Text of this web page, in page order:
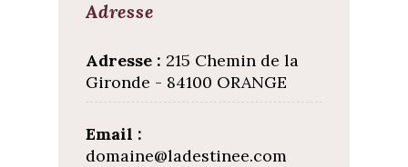
Adresse
Adresse : 215 Chemin de la
Gironde - 84100 ORANGE
Email :
domaine@ladestinee.com